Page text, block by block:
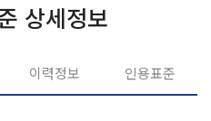
상세정보
이력정보 인용표준